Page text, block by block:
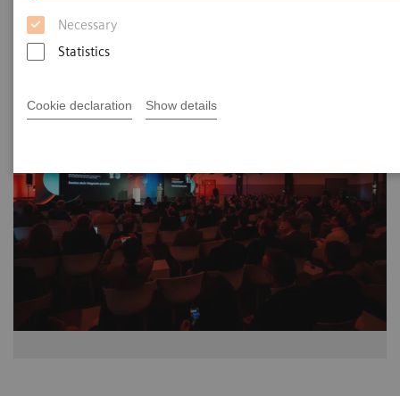
Necessary
Statistics
Cookie declaration Show details